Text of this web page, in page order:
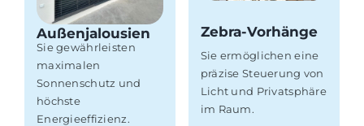
Außenjalousien
Sie gewährleisten
maximalen
Sonnenschutz und
höchste
Energieeffizienz.
Zebra-Vorhänge
Sie ermöglichen eine
präzise Steuerung von
Licht und Privatsphäre
im Raum.